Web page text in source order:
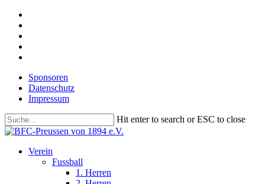
Skip
main
content
Sponsoren
Datenschutz
Impressum
Hit enter to search or ESC to close
Close
search
Menu
Verein
Fussball
1. Herren